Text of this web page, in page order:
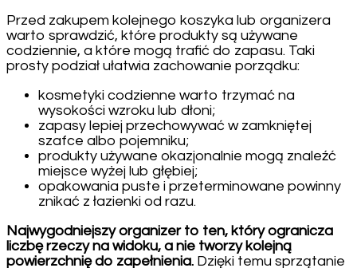
Przed zakupem kolejnego koszyka lub organizera
warto sprawdzić, które produkty są używane
codziennie, a które mogą trafić do zapasu. Taki
prosty podział ułatwia zachowanie porządku:
kosmetyki codzienne warto trzymać na
wysokości wzroku lub dłoni;
zapasy lepiej przechowywać w zamkniętej
szafce albo pojemniku;
produkty używane okazjonalnie mogą znaleźć
miejsce wyżej lub głębiej;
opakowania puste i przeterminowane powinny
znikać z łazienki od razu.
Najwygodniejszy organizer to ten, który ogranicza
liczbę rzeczy na widoku, a nie tworzy kolejną
powierzchnię do zapełnienia. Dzięki temu sprzątanie